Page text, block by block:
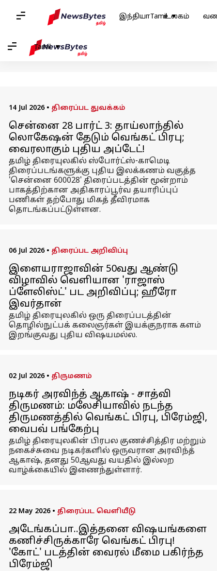
இந்தியா உலகம்
Tamil
Tamil
வீடு / செய்தி / பொழுதுபோக்கு செய்தி / வெங்கட் பிரபு
வெங்கட் பிரபு: செய்தி
14 Jul 2026 • திரைப்பட துவக்கம்
சென்னை 28 பார்ட் 3: தாய்லாந்தில்
லொகேஷன் தேடும் வெங்கட் பிரபு;
வைரலாகும் புதிய அப்டேட்!
தமிழ் திரையுலகில் ஸ்போர்ட்ஸ்-காமெடி
திரைப்படங்களுக்கு புதிய இலக்கணம் வகுத்த
'சென்னை 600028' திரைப்படத்தின் மூன்றாம்
பாகத்திற்கான அதிகாரப்பூர்வ தயாரிப்புப்
பணிகள் தற்போது மிகத் தீவிரமாக
தொடங்கப்பட்டுள்ளன.
06 Jul 2026 • திரைப்பட அறிவிப்பு
இளையராஜாவின் 50வது ஆண்டு
விழாவில் வெளியான 'ராஜாஸ்
ப்ளேலிஸ்ட்' பட அறிவிப்பு; ஹீரோ
இவர்தான்
தமிழ் திரையுலகில் ஒரு திரைப்படத்தின்
தொழில்நுட்பக் கலைஞர்கள் இயக்குநராக களம்
இறங்குவது புதிய விஷயமல்ல.
02 Jul 2026 • திருமணம்
நடிகர் அரவிந்த் ஆகாஷ் - சாத்வி
திருமணம்: மலேசியாவில் நடந்த
திருமணத்தில் வெங்கட் பிரபு, பிரேம்ஜி,
வைபவ் பங்கேற்பு
தமிழ் திரையுலகின் பிரபல குணச்சித்திர மற்றும்
நகைச்சுவை நடிகர்களில் ஒருவரான அரவிந்த்
ஆகாஷ், தனது 50ஆவது வயதில் இல்லற
வாழ்க்கையில் இணைந்துள்ளார்.
22 May 2026 • திரைப்பட வெளியீடு
அடேங்கப்பா..இத்தனை விஷயங்களை
கணிச்சிருக்காரே வெங்கட் பிரபு!
'கோட்' படத்தின் வைரல் மீமை பகிர்ந்த
பிரேம்ஜி